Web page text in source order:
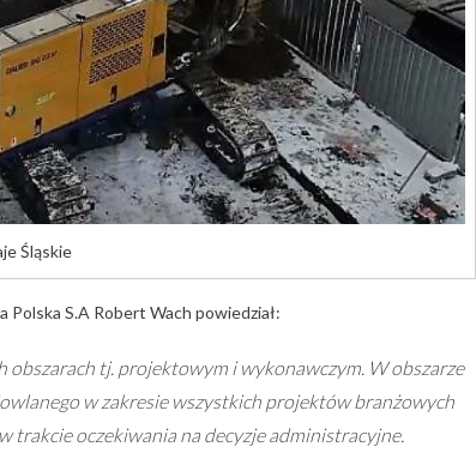
Śląskie
S.A Robert Wach powiedział:
obszarach tj. projektowym i wykonawczym. W obszarze
w zakresie wszystkich projektów branżowych
trakcie oczekiwania na decyzje administracyjne.